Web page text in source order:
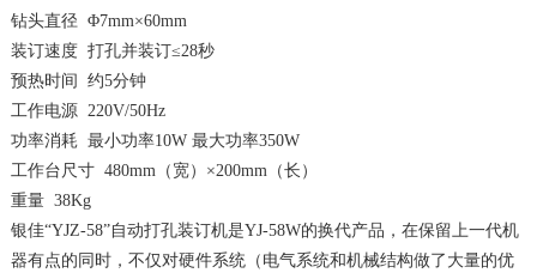
钻头直径 Φ7mm×60mm
装订速度 打孔并装订≤28秒
预热时间 约5分钟
工作电源220V/50Hz
功率消耗 最小功率10W 最大功率350W
工作台尺寸480mm （宽）×200mm （长）
重量38Kg
银佳“YJZ-58”自动打孔装订机是YJ-58W的换代产品，在保留上一代机
器有点的同时，不仅对硬件系统（电气系统和机械结构做了大量的优